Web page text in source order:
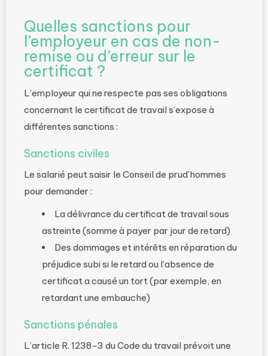
Quelles sanctions pour
l’employeur en cas de non-
remise ou d’erreur sur le
certificat ?
L’employeur qui ne respecte pas ses obligations
concernant le certificat de travail s’expose à
différentes sanctions :
Sanctions civiles
Le salarié peut saisir le Conseil de prud’hommes
pour demander :
La délivrance du certificat de travail sous
astreinte (somme à payer par jour de retard)
Des dommages et intérêts en réparation du
préjudice subi si le retard ou l’absence de
certificat a causé un tort (par exemple, en
retardant une embauche)
Sanctions pénales
L’article R. 1238-3 du Code du travail prévoit une